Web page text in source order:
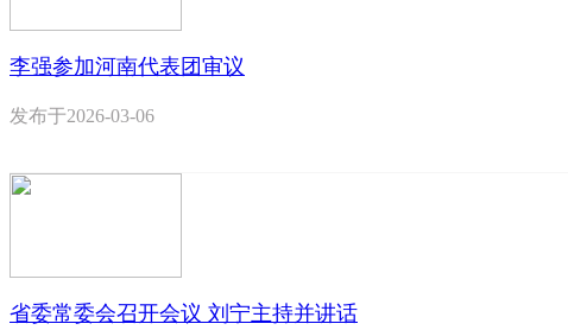
李强参加河南代表团审议
发布于2026-03-06
省委常委会召开会议 刘宁主持并讲话